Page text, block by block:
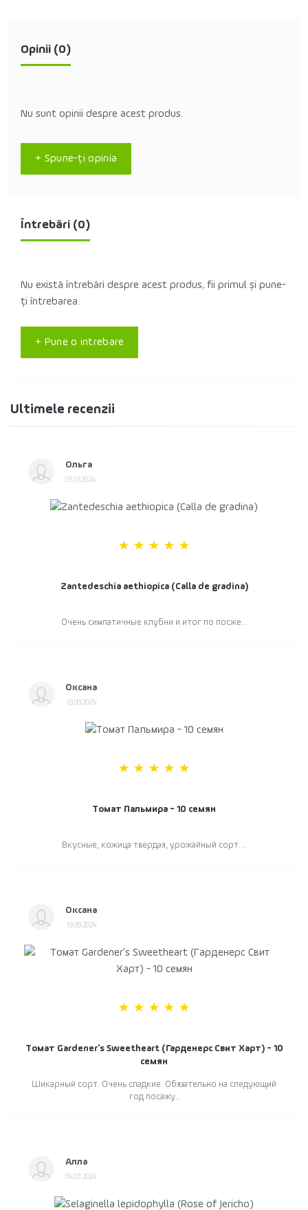
Opinii (0)
Nu sunt opinii despre acest produs.
+ Spune-ţi opinia
Întrebări (0)
Nu există întrebări despre acest produs, fii primul și pune-
ți întrebarea.
+ Pune o intrebare
Ultimele recenzii
Ольга
05.12.2024
Zantedeschia aethiopica (Calla de gradina)
Очень симпатичные клубни и итог по посже...
Оксана
19.09.2024
Томат Пальмира - 10 семян
Вкусные, кожица твердая, урожайный сорт. ..
Оксана
19.09.2024
Томат Gardener's Sweetheart (Гарденерс Свит Харт) - 10
семян
Шикарный сорт. Очень сладкие. Обязательно на следующий
год посажу..
Алла
04.03.2024